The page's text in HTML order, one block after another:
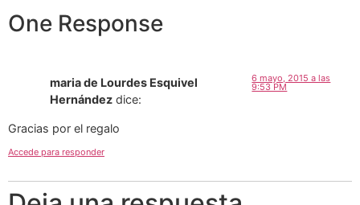
One Response
maria de Lourdes Esquivel
Hernández dice:
6 mayo, 2015 a las
9:53 PM
Gracias por el regalo
Accede para responder